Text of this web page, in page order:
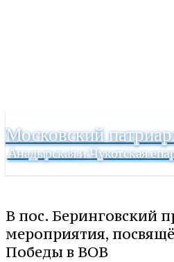
Московский
Анадырская и Чукотская
В пос. Беринговский
мероприятия,
Победы в ВОВ